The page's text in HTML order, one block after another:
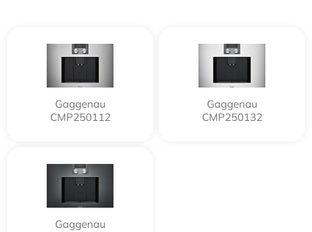
Gaggenau
CMP250112
Gaggenau
CMP250132
Gaggenau